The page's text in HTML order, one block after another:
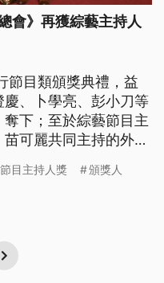
會》再獲綜藝主持人
節目類頒獎典禮，益
、卜學亮、彭小刀等
下；至於綜藝節目主
可麗共同主持的外景
目主持人獎
頒獎人